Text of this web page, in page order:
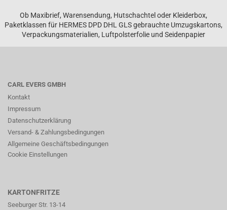
Ob Maxibrief, Warensendung, Hutschachtel oder Kleiderbox,
Paketklassen für HERMES DPD DHL GLS gebrauchte Umzugskartons,
Verpackungsmaterialien, Luftpolsterfolie und Seidenpapier
CARL EVERS GMBH
Kontakt
Impressum
Datenschutzerklärung
Versand- & Zahlungsbedingungen
Allgemeine Geschäftsbedingungen
Cookie Einstellungen
KARTONFRITZE
Seeburger Str. 13-14